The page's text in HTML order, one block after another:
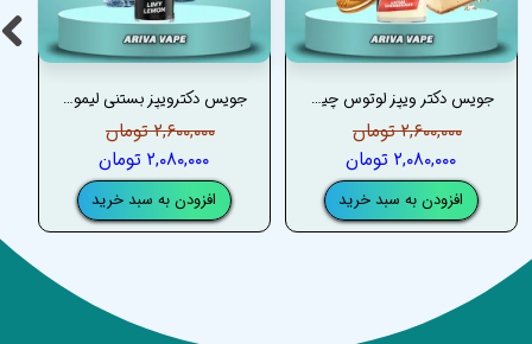
جویس دکترویپز بستنی لیمویی (گرین آیس) – DRVAPES GREEN ICE (LIMY LEMON) JUICE
۲,۶۰۰,۰۰۰ تومان
۲,۰۸۰,۰۰۰ تومان
افزودن به سبد خرید
جویس دکتر ویپز لوتوس چیز کیک – DRVAPES LOTUS CHEESECAKE JUICE
۲,۶۰۰,۰۰۰ تومان
۲,۰۸۰,۰۰۰ تومان
افزودن به سبد خرید